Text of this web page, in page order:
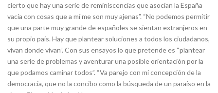
cierto que hay una serie de reminiscencias que asocian la España
vacía con cosas que a mí me son muy ajenas”. “No podemos permitir
que una parte muy grande de españoles se sientan extranjeros en
su propio país. Hay que plantear soluciones a todos los ciudadanos,
vivan donde vivan”. Con sus ensayos lo que pretende es “plantear
una serie de problemas y aventurar una posible orientación por la
que podamos caminar todos”. “Va parejo con mi concepción de la
democracia, que no la concibo como la búsqueda de un paraíso en la